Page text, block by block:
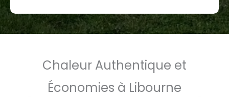
Chaleur Authentique et
Économies à Libourne